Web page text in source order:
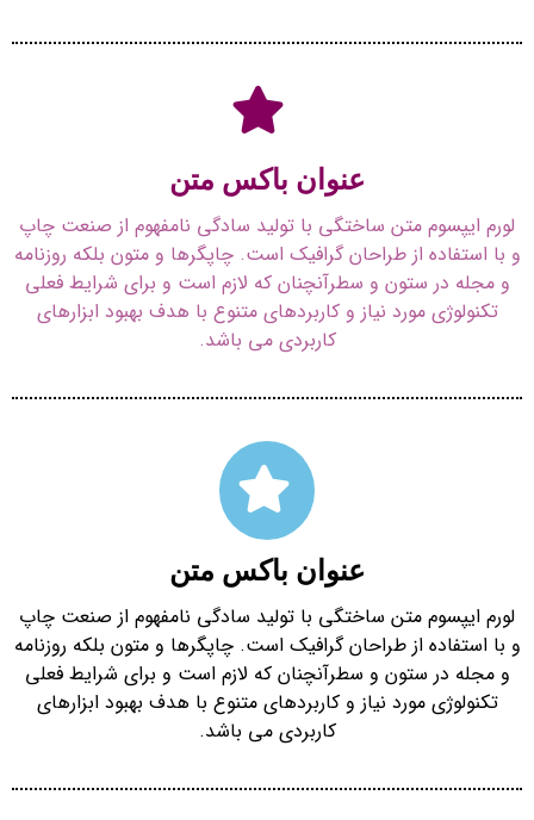
عنوان باکس متن
لورم ایپسوم متن ساختگی با تولید سادگی نامفهوم از صنعت چاپ
و با استفاده از طراحان گرافیک است. چاپگرها و متون بلکه روزنامه
و مجله در ستون و سطرآنچنان که لازم است و برای شرایط فعلی
تکنولوژی مورد نیاز و کاربردهای متنوع با هدف بهبود ابزارهای
کاربردی می باشد.
عنوان باکس متن
لورم ایپسوم متن ساختگی با تولید سادگی نامفهوم از صنعت چاپ
و با استفاده از طراحان گرافیک است. چاپگرها و متون بلکه روزنامه
و مجله در ستون و سطرآنچنان که لازم است و برای شرایط فعلی
تکنولوژی مورد نیاز و کاربردهای متنوع با هدف بهبود ابزارهای
کاربردی می باشد.